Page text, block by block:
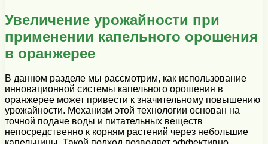
Увеличение урожайности при
применении капельного орошения
в оранжерее
В данном разделе мы рассмотрим, как использование
инновационной системы капельного орошения в
оранжерее может привести к значительному повышению
урожайности. Механизм этой технологии основан на
точной подаче воды и питательных веществ
непосредственно к корням растений через небольшие